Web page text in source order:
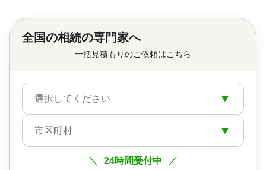
放棄 / 成年後見 / 家族信託 / 相続手続き / 銀行手続き
（弁護士相談）
相談可 / オンライン面談可 / 事務所面談可
全国の相続の専門家へ
一括見積もりのご依頼はこちら
選択してください
市区町村
24時間受付中